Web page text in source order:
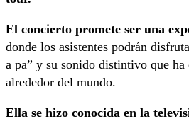
El concierto promete ser una
donde los asistentes podrán
a pa” y su sonido distintivo que ha
alrededor del mundo.
Ella se hizo conocida en la